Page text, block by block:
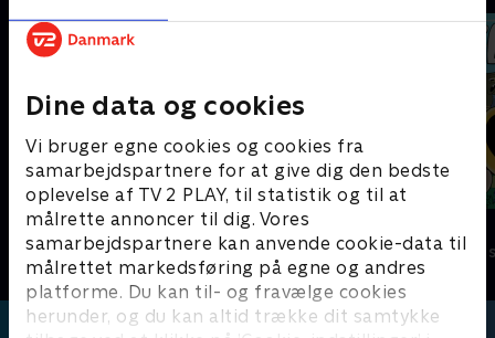
Dine data og cookies
Vi bruger egne cookies og cookies fra
samarbejdspartnere for at give dig den bedste
oplevelse af TV 2 PLAY, til statistik og til at
målrette annoncer til dig. Vores
samarbejdspartnere kan anvende cookie-data til
målrettet markedsføring på egne og andres
platforme. Du kan til- og fravælge cookies
herunder, og du kan altid trække dit samtykke
Olly og Hjernehjelmen
Børneserier • 1 sæsoner Børneserier • 1